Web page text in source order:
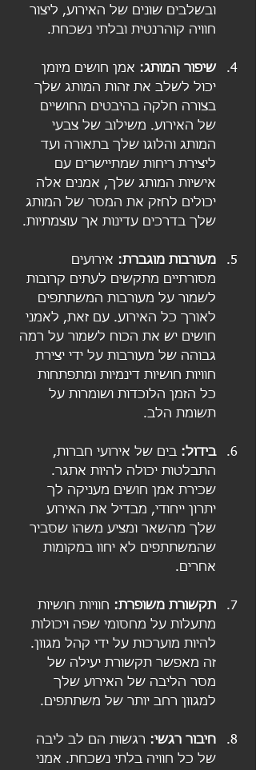
ובשלבים שונים של האירוע, ליצור
חוויה קוהרנטית ובלתי נשכחת.
שיפור המותג: אמן חושים מיומן
יכול לשלב את זהות המותג שלך
בצורה חלקה בהיבטים החושיים
של האירוע. משילוב של צבעי
המותג והלוגו שלך בתאורה ועד
ליצירת ריחות שמתיישרים עם
אישיות המותג שלך, אמנים אלה
יכולים לחזק את המסר של המותג
שלך בדרכים עדינות אך עוצמתיות.
מעורבות מוגברת: אירועים
מסורתיים מתקשים לעתים קרובות
לשמור על מעורבות המשתתפים
לאורך כל האירוע. עם זאת, לאמני
חושים יש את הכוח לשמור על רמה
גבוהה של מעורבות על ידי יצירת
חוויות חושיות דינמיות ומתפתחות
כל הזמן הלוכדות ושומרות על
תשומת הלב.
בידול: בים של אירועי חברות,
התבלטות יכולה להיות אתגר.
שכירת אמן חושים מעניקה לך
יתרון ייחודי, מבדיל את האירוע
שלך מהשאר ומציע משהו שסביר
שהמשתתפים לא יחוו במקומות
אחרים.
תקשורת משופרת: חוויות חושיות
מתעלות על מחסומי שפה ויכולות
להיות מוערכות על ידי קהל מגוון.
זה מאפשר תקשורת יעילה של
מסר הליבה של האירוע שלך
למגוון רחב יותר של משתתפים.
חיבור רגשי: רגשות הם לב ליבה
של כל חוויה בלתי נשכחת. אמני